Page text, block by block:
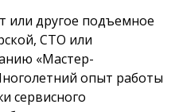
или другое подъемное
СТО или
«Мастер-
опыт работы
сервисного